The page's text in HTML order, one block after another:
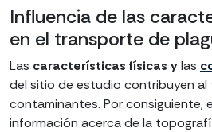
Influencia de las
en el transporte de
Las características físicas ylas
del sitio de estudio contribuyen
contaminantes. Por consiguiente,
información acerca de la